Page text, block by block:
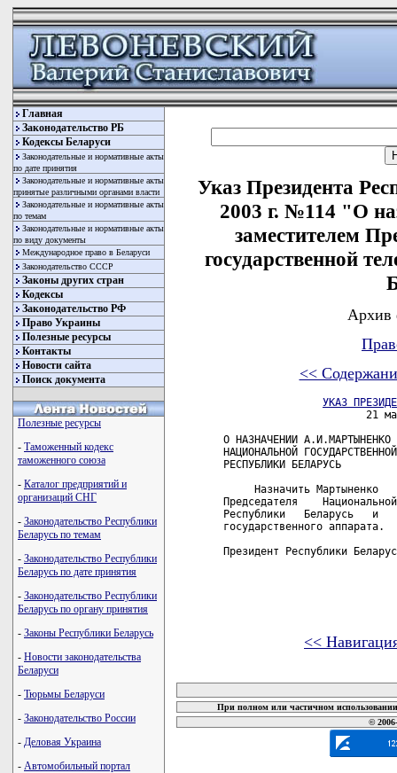
Главная
Законодательство РБ
Кодексы Беларуси
Законодательные и нормативные акты
по дате принятия
Законодательные и нормативные акты
принятые различными органами власти
Законодательные и нормативные акты
по темам
Законодательные и нормативные акты
по виду документы
Международное право в Беларуси
Законодательство СССР
Законы других стран
Кодексы
Законодательство РФ
Право Украины
Полезные ресурсы
Контакты
Новости сайта
Поиск документа
Полезные ресурсы
- Таможенный кодекс
таможенного союза
- Каталог предприятий и
организаций СНГ
- Законодательство Республики
Беларусь по темам
- Законодательство Республики
Беларусь по дате принятия
- Законодательство Республики
Беларусь по органу принятия
- Законы Республики Беларусь
- Новости законодательства
Беларуси
- Тюрьмы Беларуси
- Законодательство России
- Деловая Украина
- Автомобильный портал
Указ Президента
2003 г. №114 "О
заместителем
государственной
Архив
<<
УКАЗ
21
О НАЗНАЧЕНИИ А.И.МАРТЫНЕНКО
НАЦИОНАЛЬНОЙ
РЕСПУБЛИКИ БЕЛАРУСЬ
Назначить Мартыненко
Председателя
Республики   Беларусь   и
государственного аппарата.
Президент Республики
<<
При полном или частичном
©